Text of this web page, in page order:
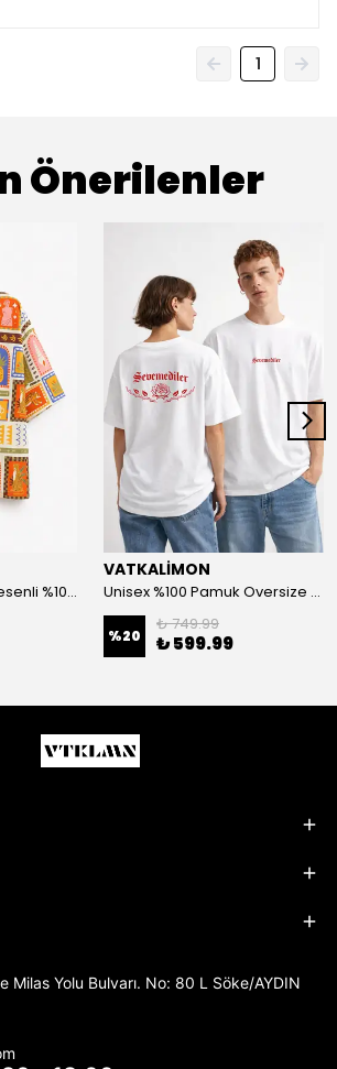
1
Önerilenler
Kadın Erkek Soyut Desenli %100 Pamuk Viskon Kimono
VATKALİMON
Unisex %100 Pamuk Oversize Yuvarlak Yaka Baskılı T-shirt
%20
₺ 749.99
₺ 599.99
Milas Yolu Bulvarı. No: 80 L Söke/AYDIN